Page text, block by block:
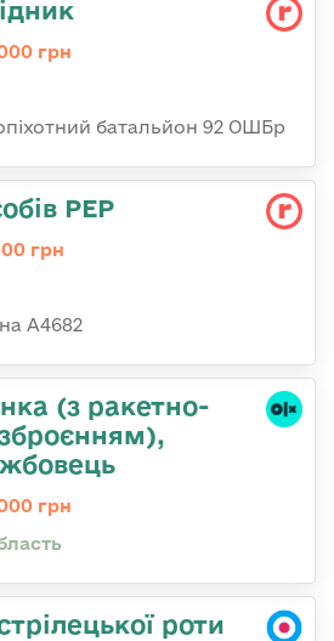
грн
батальйон 92 ОШБр
РЕР
грн
А4682
(з pакетно-
грн
роти